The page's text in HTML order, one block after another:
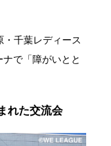
千葉レディース
で「障がいとと
れた交流会